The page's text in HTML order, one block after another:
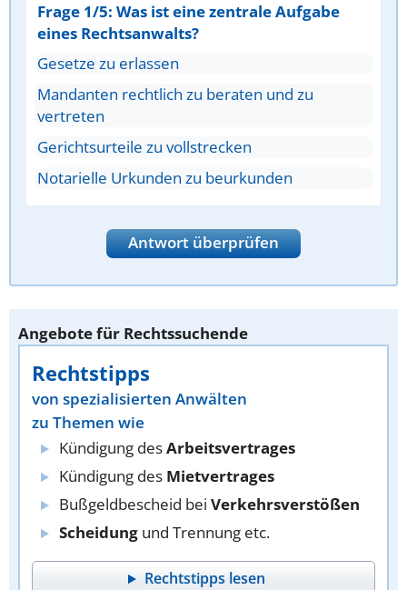
Frage 1/5: Was ist eine zentrale Aufgabe
eines Rechtsanwalts?
Gesetze zu erlassen
Mandanten rechtlich zu beraten und zu
vertreten
Gerichtsurteile zu vollstrecken
Notarielle Urkunden zu beurkunden
Antwort überprüfen
Angebote für Rechtssuchende
Rechtstipps
von spezialisierten Anwälten
zu Themen wie
Kündigung desArbeitsvertrages
Kündigung des Mietvertrages
Bußgeldbescheid bei Verkehrsverstößen
Scheidung und Trennung etc.
Rechtstipps lesen